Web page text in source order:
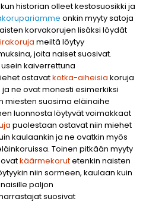
historian olleet kestosuosikki ja
onkin myyty satoja
korvakorujen lisäksi löydät
meiltä löytyy
joita naiset suosivat.
kaiverrettuna
ostavatkotka-aiheisia koruja
ne ovat monesti esimerkiksi
miesten suosima eläinaihe
luonnosta löytyvät voimakkaat
puolestaan ostavat niin miehet
kaulaankin ja ne ovatkin myös
Toinen pitkään myyty
käärmekorutetenkin naisten
niin sormeen, kaulaan kuin
paljon
suosivat